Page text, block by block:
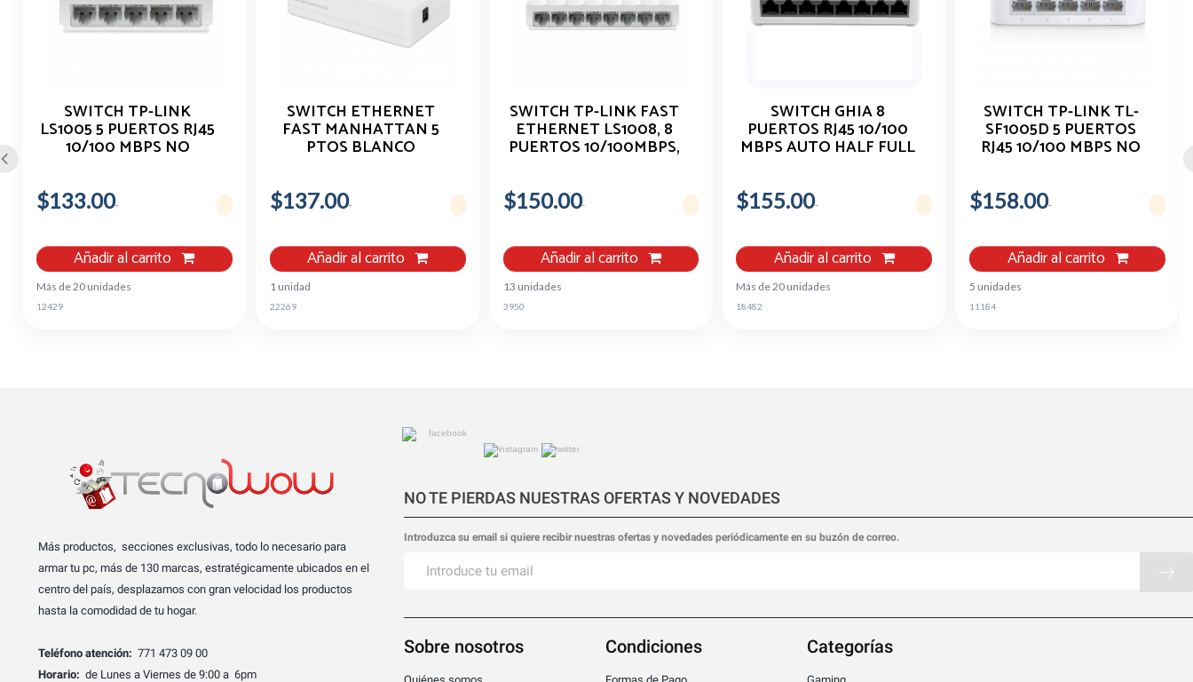
SWITCH TP-LINK
LS1005 5 PUERTOS RJ45
10/100 MBPS NO
$133.00
Añadir al carrito
Más de 20 unidades
12429
SWITCH ETHERNET
FAST MANHATTAN 5
PTOS BLANCO
$137.00
Añadir al carrito
1 unidad
22269
SWITCH TP-LINK FAST
ETHERNET LS1008, 8
PUERTOS 10/100MBPS,
ADMINISTRABLE
$150.00
Añadir al carrito
13 unidades
3950
SWITCH GHIA 8
PUERTOS RJ45 10/100
MBPS AUTO HALF FULL
$155.00
Añadir al carrito
Más de 20 unidades
18482
SWITCH TP-LINK TL-
SF1005D 5 PUERTOS
RJ45 10/100 MBPS NO
DUPLEX PARA
$158.00
Añadir al carrito
5 unidades
11184
Más productos, secciones exclusivas, todo lo necesario para
armar tu pc, más de 130 marcas, estratégicamente ubicados en el
centro del país, desplazamos con gran velocidad los productos
hasta la comodidad de tu hogar.
Teléfono atención: 771 473 09 00
Horario: de Lunes a Viernes de 9:00 a 6pm
NO TE PIERDAS NUESTRAS OFERTAS Y NOVEDADES
Introduzca su email si quiere recibir nuestras ofertas y novedades periódicamente en su buzón de correo.
Sobre nosotros Condiciones Categorías